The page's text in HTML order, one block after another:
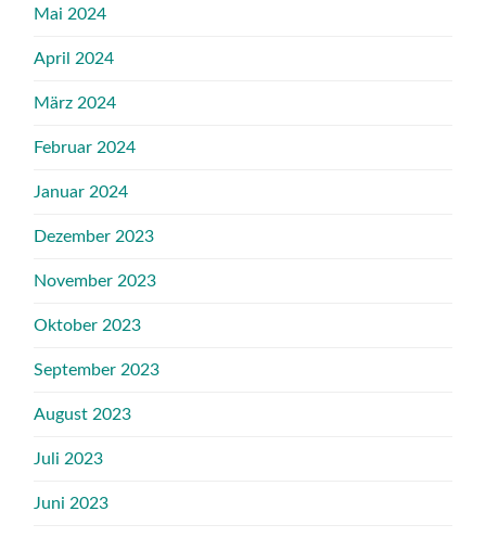
Mai 2024
April 2024
März 2024
Februar 2024
Januar 2024
Dezember 2023
November 2023
Oktober 2023
September 2023
August 2023
Juli 2023
Juni 2023